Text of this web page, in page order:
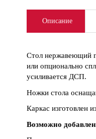
Описание
Стол нержавеющий
или опционально
усиливается ДСП.
Ножки стола
Каркас изготовлен
Возможно